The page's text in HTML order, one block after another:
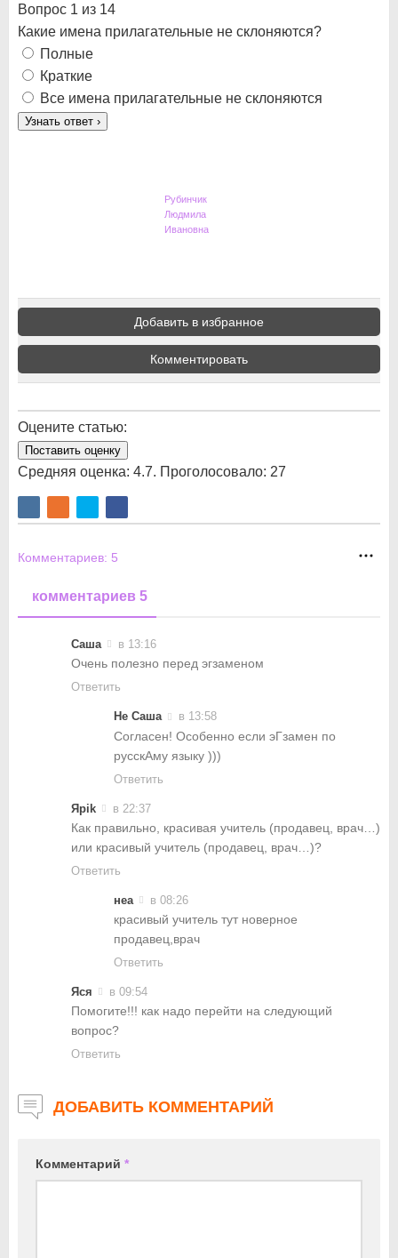
Вопрос 1 из 14
Какие имена прилагательные не склоняются?
Полные
Краткие
Все имена прилагательные не склоняются
Узнать ответ ›
Рубинчик
Людмила
Ивановна
Добавить в избранное
Комментировать
Оцените статью:
Поставить оценку
Средняя оценка: 4.7. Проголосовало: 27
Комментариев: 5
комментариев 5
Саша в 13:16
Очень полезно перед эгзаменом
Ответить
Не Саша в 13:58
Согласен! Особенно если эГзамен по
русскАму языку )))
Ответить
Ярik в 22:37
Как правильно, красивая учитель (продавец, врач…)
или красивый учитель (продавец, врач…)?
Ответить
неа в 08:26
красивый учитель тут новерное
продавец,врач
Ответить
Яся в 09:54
Помогите!!! как надо перейти на следующий
вопрос?
Ответить
ДОБАВИТЬ КОММЕНТАРИЙ
Комментарий *